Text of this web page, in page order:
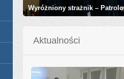
Wyróżniony strażnik –
Aktualności